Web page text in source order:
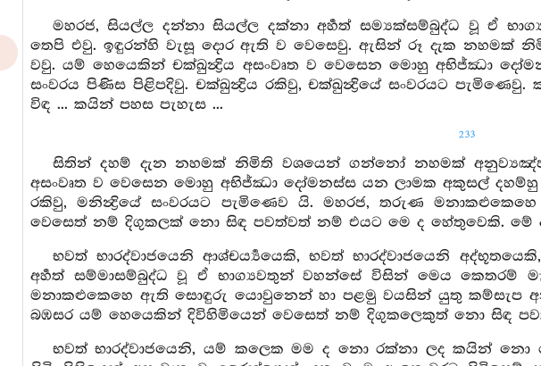
මහරජ, සියල්ල දන්නා සියල්ල දක්නා අර්‍හත් සම්‍යක්සම්බුද්ධ වූ ඒ
තෙපි එවු. ඉඳුරන්හි වැසූ දොර ඇති ව වෙසෙවු. ඇසින් රූ දැක
වවු. යම් හෙයෙකින් චක්ඛුන්‍ද්‍රිය අසංවෘත ව වෙසෙන මොහු අභිජ්ඣා
සංවරය පිණිස පිළිපදිවු. චක්ඛුන්‍ද්‍රිය රකිවු, චක්ඛුන්‍ද්‍රියේ සංවරයට
විඳ ... කයින් පහස පැහැස ...
233
සිතින් දහම් දැන නහමක් නිමිති වශයෙන් ගන්නෝ නහමක්
අසංවෘත ව වෙසෙන මොහු අභිජ්ඣා දෝමනස්ස යන ලාමක අකුසල් දහම්හු
රකිවු, මනින්‍ද්‍රියේ සංවරයට පැමිණෙව යි. මහරජ, තරුණ
වෙසෙත් නම් දිගුකලක් නො සිඳ පවත්වත් නම් එයට මෙ ද හේතුවෙකි. මේ ද
භවත් භාරද්වාජයෙනි ආශ්චර්‍ය්‍යයෙකි, භවත් භාරද්වාජයෙනි
අර්‍හත් සම්මාසම්බුද්ධ වූ ඒ භාග්‍යවතුන් වහන්සේ විසින් මෙය කෙතරම්
මනාකළුකෙහෙ ඇති සොඳුරු යොවුනෙන් හා පළමු වයසින් යුතු කම්සැප
බඹසර යම් හෙයෙකින් දිවිහිමියෙන් වෙසෙත් නම් දිගුකලෙකුත් නො සිඳ
භවත් භාරද්වාජයෙනි, යම් කලෙක මම ද නො රක්නා ලද කයින්